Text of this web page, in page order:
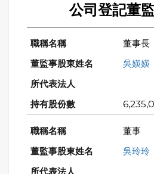
公司登記董
董事長
吳媖媖
董事
吳玲玲